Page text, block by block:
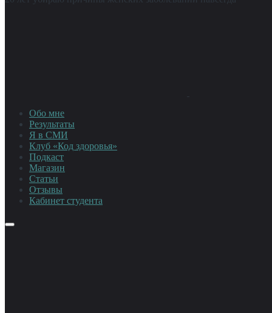
Обо мне
Результаты
Я в СМИ
Клуб «Код здоровья»
Подкаст
Магазин
Статьи
Отзывы
Кабинет студента